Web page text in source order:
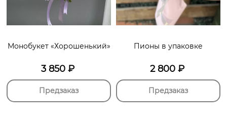
Монобукет «Хорошенький»
3 850₽
Предзаказ
Пионы в упаковке
2 800₽
Предзаказ